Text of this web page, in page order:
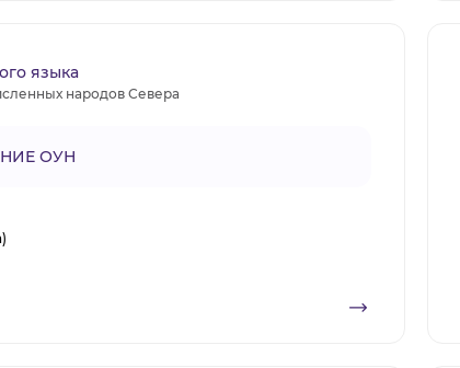
языка
народов Севера
ОУН